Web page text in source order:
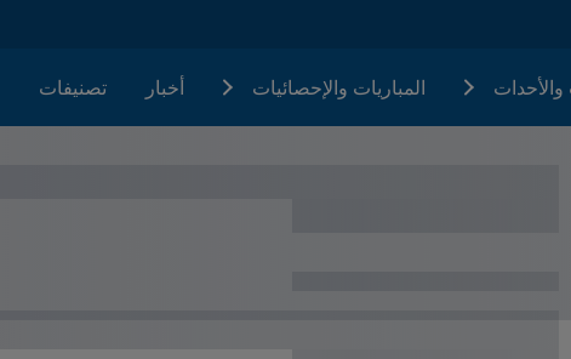
والأحدات المباريات والإحصائيات أخبار تصنيفات